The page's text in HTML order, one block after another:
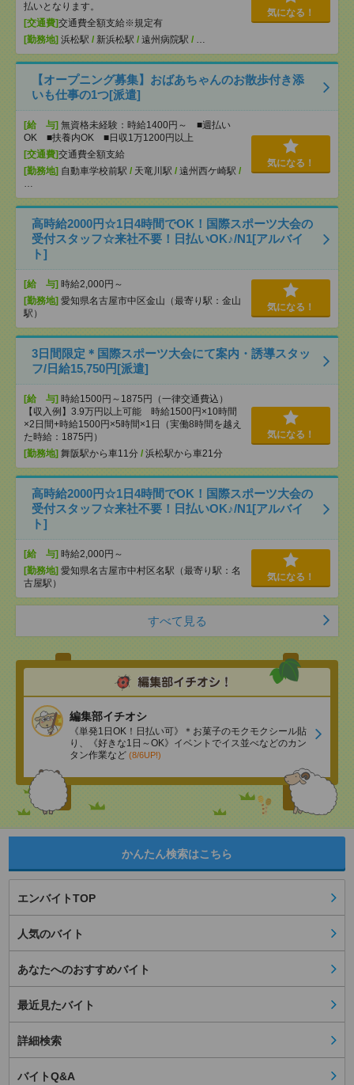
払いとなります。
[交通費]交通費全額支給※規定有
[勤務地] 浜松駅 / 新浜松駅 / 遠州病院駅 / …
気になる！
【オープニング募集】おばあちゃんのお散歩付き添
いも仕事の1つ[派遣]
[給 与] 無資格未経験：時給1400円～ ■週払い
OK ■扶養内OK ■日収1万1200円以上
[交通費]交通費全額支給
[勤務地] 自動車学校前駅 / 天竜川駅 / 遠州西ケ崎駅 /
…
気になる！
高時給2000円☆1日4時間でOK！国際スポーツ大会の
受付スタッフ☆来社不要！日払いOK♪/N1[アルバイ
ト]
[給 与] 時給2,000円～
[勤務地] 愛知県名古屋市中区金山（最寄り駅：金山
駅）
気になる！
3日間限定＊国際スポーツ大会にて案内・誘導スタッ
フ/日給15,750円[派遣]
[給 与] 時給1500円～1875円（一律交通費込）
【収入例】3.9万円以上可能 時給1500円×10時間
×2日間+時給1500円×5時間×1日（実働8時間を越え
た時給：1875円）
[勤務地] 舞阪駅から車11分 / 浜松駅から車21分
気になる！
高時給2000円☆1日4時間でOK！国際スポーツ大会の
受付スタッフ☆来社不要！日払いOK♪/N1[アルバイ
ト]
[給 与] 時給2,000円～
[勤務地] 愛知県名古屋市中村区名駅（最寄り駅：名
古屋駅）
気になる！
すべて見る
編集部イチオシ
《単発1日OK！日払い可》＊お菓子のモクモクシール貼
り、《好きな1日～OK》イベントでイス並べなどのカン
タン作業など (8/6UP!)
かんたん検索はこちら
エンバイトTOP
人気のバイト
あなたへのおすすめバイト
最近見たバイト
詳細検索
バイトQ&A